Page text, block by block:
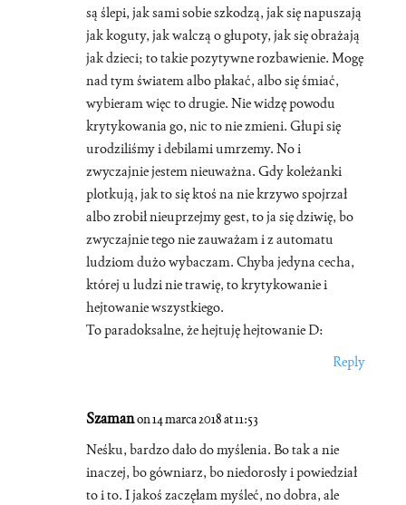
są ślepi, jak sami sobie szkodzą, jak się napuszają
jak koguty, jak walczą o głupoty, jak się obrażają
jak dzieci; to takie pozytywne rozbawienie. Mogę
nad tym światem albo płakać, albo się śmiać,
wybieram więc to drugie. Nie widzę powodu
krytykowania go, nic to nie zmieni. Głupi się
urodziliśmy i debilami umrzemy. No i
zwyczajnie jestem nieuważna. Gdy koleżanki
plotkują, jak to się ktoś na nie krzywo spojrzał
albo zrobił nieuprzejmy gest, to ja się dziwię, bo
zwyczajnie tego nie zauważam i z automatu
ludziom dużo wybaczam. Chyba jedyna cecha,
której u ludzi nie trawię, to krytykowanie i
hejtowanie wszystkiego.
To paradoksalne, że hejtuję hejtowanie D:
Reply
Szamanon 14 marca 2018 at 11:53
Neśku, bardzo dało do myślenia. Bo tak a nie
inaczej, bo gówniarz, bo niedorosły i powiedział
to i to. I jakoś zaczęłam myśleć, no dobra, ale